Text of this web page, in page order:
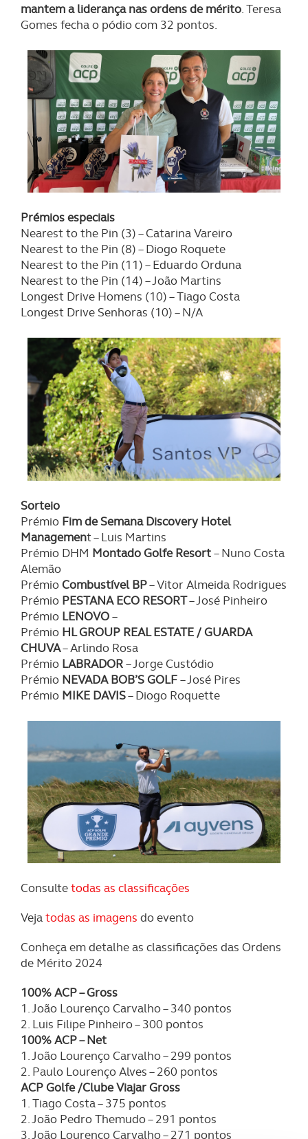
mantem a liderança nas ordens de mérito. Teresa
Gomes fecha o pódio com 32 pontos.
Prémios especiais
Nearest to the Pin (3) – Catarina Vareiro
Nearest to the Pin (8) – Diogo Roquete
Nearest to the Pin (11) – Eduardo Orduna
Nearest to the Pin (14) – João Martins
Longest Drive Homens (10) – Tiago Costa
Longest Drive Senhoras (10) – N/A
Sorteio
Prémio Fim de Semana Discovery Hotel
Management – Luis Martins
Prémio DHM Montado Golfe Resort– Nuno Costa
Alemão
PrémioCombustível BP– Vitor Almeida Rodrigues
Prémio PESTANA ECO RESORT– José Pinheiro
Prémio LENOVO–
Prémio HL GROUP REAL ESTATE / GUARDA
CHUVA– Arlindo Rosa
Prémio LABRADOR– Jorge Custódio
Prémio NEVADA BOB’S GOLF– José Pires
Prémio MIKE DAVIS– Diogo Roquette
Consultetodas as classificações
Vejatodas as imagens do evento
Conheça em detalhe as classificações das Ordens
de Mérito 2024
100% ACP – Gross
1. João Lourenço Carvalho – 340 pontos
2. Luis Filipe Pinheiro – 300 pontos
100% ACP – Net
1. João Lourenço Carvalho – 299 pontos
2. Paulo Lourenço Alves – 260 pontos
ACP Golfe /Clube Viajar Gross
1. Tiago Costa – 375 pontos
2. João Pedro Themudo – 291 pontos
3. João Lourenço Carvalho – 271 pontos